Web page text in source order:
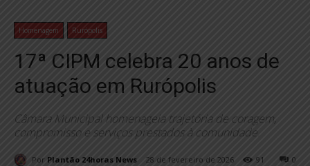
Homenagem Rurópolis
17ª CIPM celebra 20 anos de
atuação em Rurópolis
Câmara Municipal homenageia trajetória de coragem,
compromisso e serviços prestados à comunidade.
Por Plantão 24horas News 28 de fevereiro de 2026 0
91